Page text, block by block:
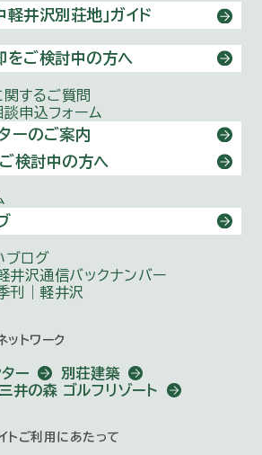
軽井沢別荘地」ガイド
をご検討中の方へ
関するご質問
申込フォーム
ーのご案内
検討中の方へ
ブログ
井沢通信バックナンバー
刊｜軽井沢
ットワーク
ー
別荘建築
三井の森 ゴルフリゾート
トご利用にあたって